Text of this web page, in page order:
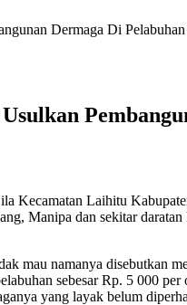
Dermaga Di
Kecamatan Laihitu
Manipa dan sekitar
mau namanya disebutkan
sebesar Rp. 5 000
yang layak belum